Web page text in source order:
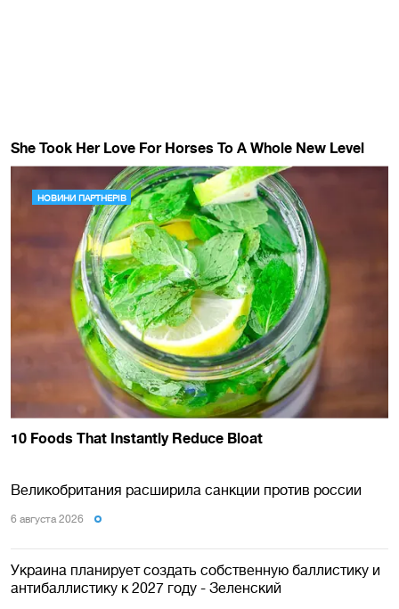
Великобритания расширила санкции против россии
6 августа 2026
Украина планирует создать собственную баллистику и
антибаллистику к 2027 году - Зеленский